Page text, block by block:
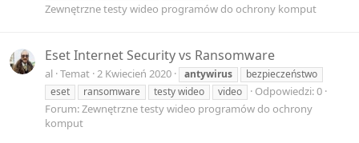
Zewnętrzne testy wideo programów do ochrony komput
Eset Internet Security vs Ransomware
al Temat 2 Kwiecień 2020 antywirus
bezpieczeństwo
eset
ransomware testy wideo video
Odpowiedzi: 0
Forum:Zewnętrzne testy wideo programów do ochrony
komput